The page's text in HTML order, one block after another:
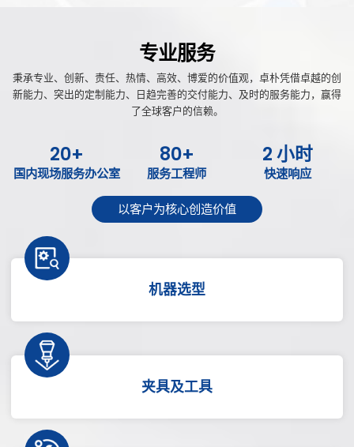
专业服务
秉承专业、创新、责任、热情、高效、博爱的价值观，卓朴凭借卓越的创
新能力、突出的定制能力、日趋完善的交付能力、及时的服务能力，赢得
了全球客户的信赖。
20+
国内现场服务办公室
80+
服务工程师
2 小时
快速响应
以客户为核心创造价值
机器选型
夹具及工具